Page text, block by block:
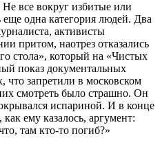
все вокруг избитые или
одна категория людей. Два
активисты
притом, наотрез отказались
стола», который на «Чистых
показ документальных
запретили в московском
смотреть было страшно. Он
испариной. И в конце
ему казалось, аргумент:
там кто-то погиб?»